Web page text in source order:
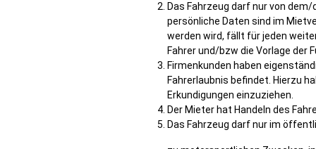
Das Fahrzeug darf nur von
persönliche Daten sind im
werden wird, fällt für jeden
Fahrer und/bzw die Vorlage der
Firmenkunden haben
Fahrerlaubnis befindet. Hierzu
Erkundigungen einzuziehen.
Der Mieter hat Handeln des
Das Fahrzeug darf nur im